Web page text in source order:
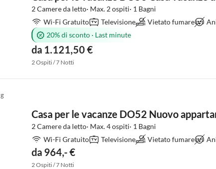
2 Camere da letto· Max. 2 ospiti· 1 Bagni
Wi-Fi Gratuito
Televisione Vietato fumare
20% di sconto · Last minute
da 1.121,50 €
2 Ospiti / 7 Notti
Casa per le vacanze DO52 Nuovo
2 Camere da letto· Max. 4 ospiti· 1 Bagni
Wi-Fi Gratuito
Televisione Vietato fumare
da 964,- €
2 Ospiti / 7 Notti